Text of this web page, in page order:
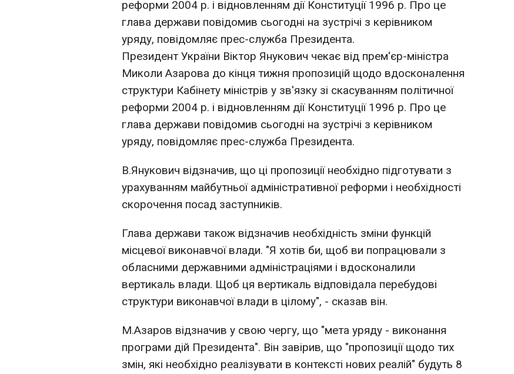
реформи 2004 р. і відновленням дії Конституції 1996 р. Про це
глава держави повідомив сьогодні на зустрічі з керівником
уряду, повідомляє прес-служба Президента.
Президент України Віктор Янукович чекає від прем'єр-міністра
Миколи Азарова до кінця тижня пропозицій щодо вдосконалення
структури Кабінету міністрів у зв'язку зі скасуванням політичної
реформи 2004 р. і відновленням дії Конституції 1996 р. Про це
глава держави повідомив сьогодні на зустрічі з керівником
уряду, повідомляє прес-служба Президента.
В.Янукович відзначив, що ці пропозиції необхідно підготувати з
урахуванням майбутньої адміністративної реформи і необхідності
скорочення посад заступників.
Глава держави також відзначив необхідність зміни функцій
місцевої виконавчої влади. "Я хотів би, щоб ви попрацювали з
обласними державними адміністраціями і вдосконалили
вертикаль влади. Щоб ця вертикаль відповідала перебудові
структури виконавчої влади в цілому", - сказав він.
М.Азаров відзначив у свою чергу, що "мета уряду - виконання
програми дій Президента". Він завірив, що "пропозиції щодо тих
змін, які необхідно реалізувати в контексті нових реалій" будуть 8